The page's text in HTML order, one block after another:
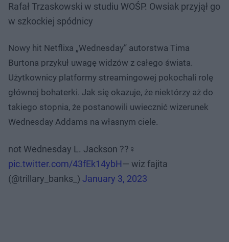
Rafał Trzaskowski w studiu WOŚP. Owsiak przyjął go
w szkockiej spódnicy
Nowy hit Netflixa „Wednesday” autorstwa Tima
Burtona przykuł uwagę widzów z całego świata.
Użytkownicy platformy streamingowej pokochali rolę
głównej bohaterki. Jak się okazuje, że niektórzy aż do
takiego stopnia, że postanowili uwiecznić wizerunek
Wednesday Addams na własnym ciele.
not Wednesday L. Jackson ??‍♀️
pic.twitter.com/43fEk14ybH— wiz fajita
(@trillary_banks_) January 3, 2023